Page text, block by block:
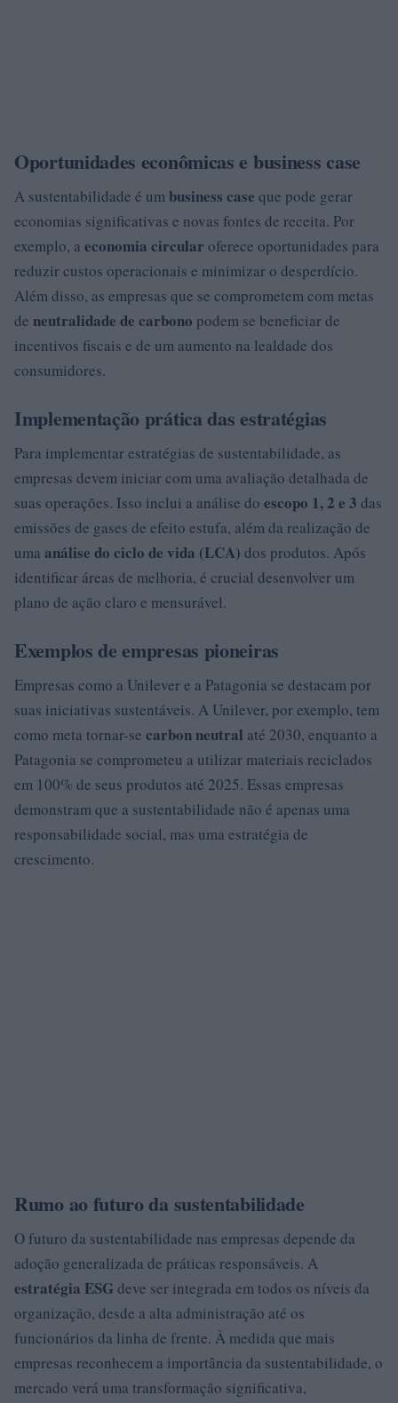
Oportunidades econômicas e business case
A sustentabilidade é umbusiness case que pode gerar
economias significativas e novas fontes de receita. Por
exemplo, a economia circular oferece oportunidades para
reduzir custos operacionais e minimizar o desperdício.
Além disso, as empresas que se comprometem com metas
de neutralidade de carbono podem se beneficiar de
incentivos fiscais e de um aumento na lealdade dos
consumidores.
Implementação prática das estratégias
Para implementar estratégias de sustentabilidade, as
empresas devem iniciar com uma avaliação detalhada de
suas operações. Isso inclui a análise do escopo 1, 2 e 3 das
emissões de gases de efeito estufa, além da realização de
uma análise do ciclo de vida (LCA) dos produtos. Após
identificar áreas de melhoria, é crucial desenvolver um
plano de ação claro e mensurável.
Exemplos de empresas pioneiras
Empresas como a Unilever e a Patagonia se destacam por
suas iniciativas sustentáveis. A Unilever, por exemplo, tem
como meta tornar-se carbon neutral até 2030, enquanto a
Patagonia se comprometeu a utilizar materiais reciclados
em 100% de seus produtos até 2025. Essas empresas
demonstram que a sustentabilidade não é apenas uma
responsabilidade social, mas uma estratégia de
crescimento.
Rumo ao futuro da sustentabilidade
O futuro da sustentabilidade nas empresas depende da
adoção generalizada de práticas responsáveis. A
estratégia ESGdeve ser integrada em todos os níveis da
organização, desde a alta administração até os
funcionários da linha de frente. À medida que mais
empresas reconhecem a importância da sustentabilidade, o
mercado verá uma transformação significativa,